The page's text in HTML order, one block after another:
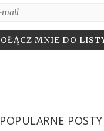
POPULARNE POSTY